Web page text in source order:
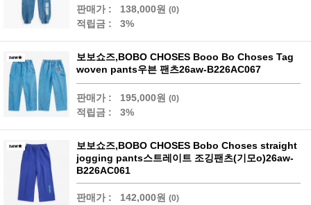
판매가 : 138,000원 (0)
적립금 : 3%
보보쇼즈,BOBO CHOSES Booo Bo Choses Tag
woven pants우븐 팬츠26aw-B226AC067
판매가 : 195,000원 (0)
적립금 : 3%
보보쇼즈,BOBO CHOSES Bobo Choses straight
jogging pants스트레이트 조깅팬츠(기모o)26aw-
B226AC061
판매가 : 142,000원 (0)